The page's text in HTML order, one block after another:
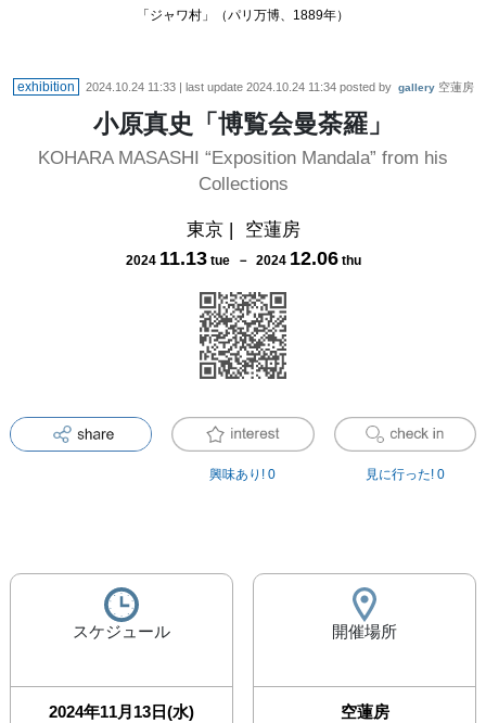
「ジャワ村」（パリ万博、1889年）
exhibition 2024.10.24 11:33| last update 2024.10.24 11:34posted by gallery 空蓮房
小原真史「博覧会曼荼羅」
KOHARA MASASHI “Exposition Mandala” from his
Collections
東京| 空蓮房
2024 11.13 tue－ 2024 12.06 thu
興味あり! 0 見に行った! 0
スケジュール
2024年11月13日(水)
開催場所
空蓮房